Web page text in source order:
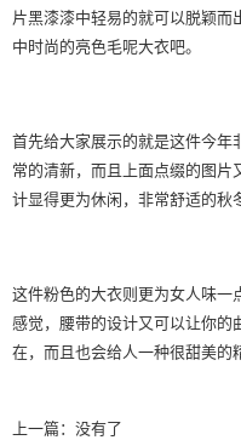
片黑漆漆中轻易的就可以脱颖
中时尚的亮色毛呢大衣吧。
首先给大家展示的就是这件今年
常的清新，而且上面点缀的图
计显得更为休闲，非常舒适的秋
这件粉色的大衣则更为女人味一
感觉，腰带的设计又可以让你的
在，而且也会给人一种很甜美的
上一篇：没有了